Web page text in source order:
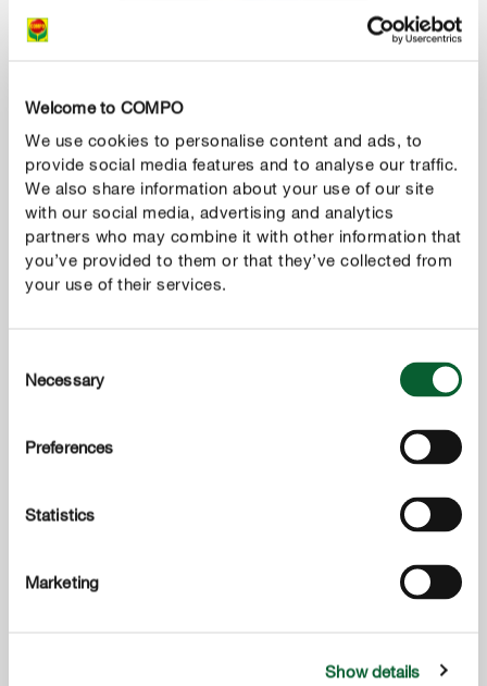
Welcome to COMPO
We use cookies to personalise content and ads, to
provide social media features and to analyse our traffic.
We also share information about your use of our site
with our social media, advertising and analytics
partners who may combine it with other information that
you’ve provided to them or that they’ve collected from
your use of their services.
Selection
Necessary
Preferences
Statistics
Marketing
Show details
COMPO Engrais Gazon 3-en-1